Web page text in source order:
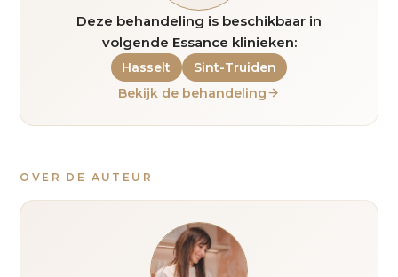
Deze behandeling is beschikbaar in
volgende Essance klinieken:
Hasselt
Sint-Truiden
Bekijk de behandeling
OVER DE AUTEUR